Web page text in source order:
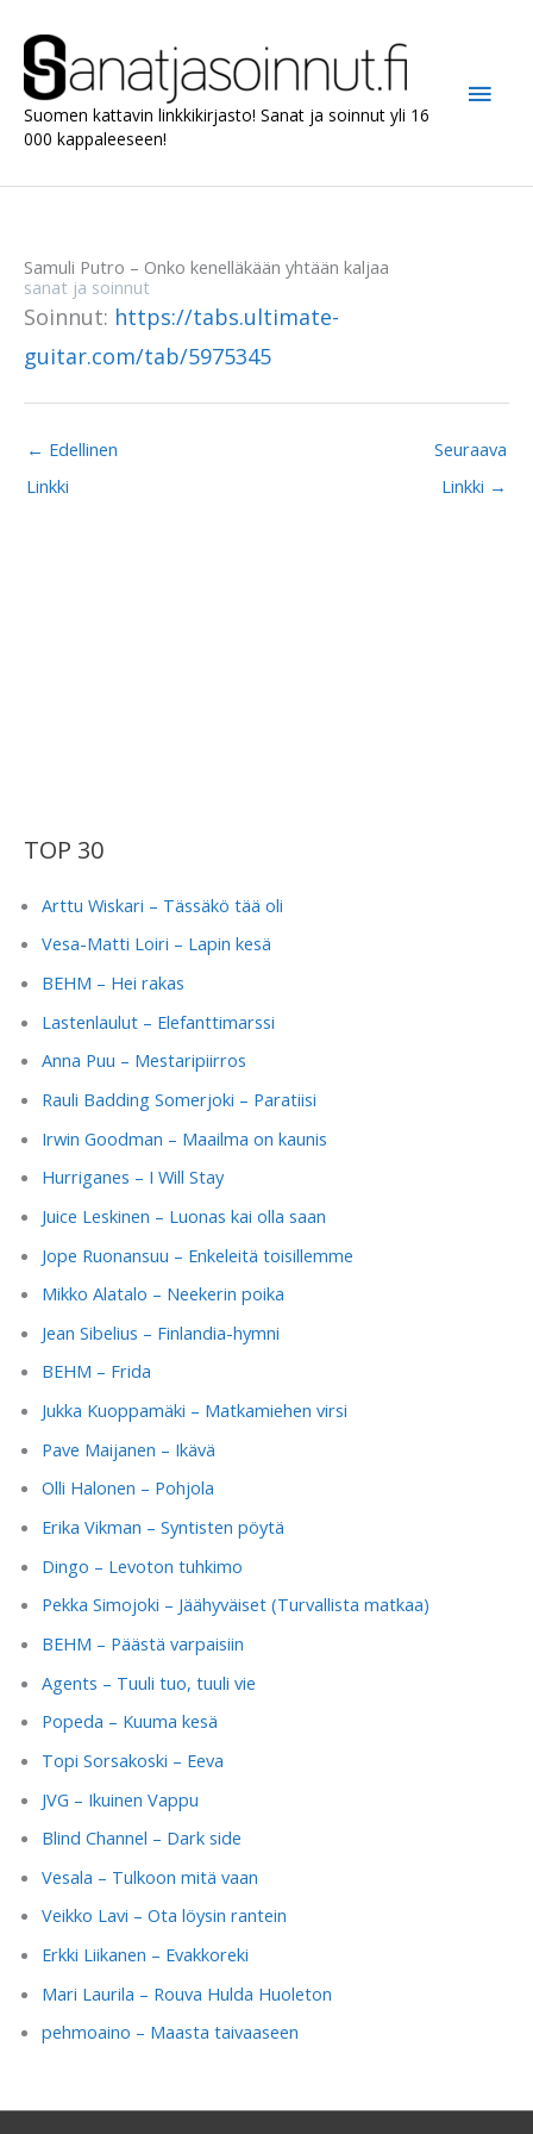
sisältöön
Suomen kattavin linkkikirjasto! Sanat ja soinnut yli 16
000 kappaleeseen!
Samuli Putro – Onko kenelläkään yhtään kaljaa
sanat ja soinnut
Soinnut: https://tabs.ultimate-
guitar.com/tab/5975345
← Edellinen
Linkki
Seuraava
Linkki →
TOP 30
Arttu Wiskari – Tässäkö tää oli
Vesa-Matti Loiri – Lapin kesä
BEHM – Hei rakas
Lastenlaulut – Elefanttimarssi
Anna Puu – Mestaripiirros
Rauli Badding Somerjoki – Paratiisi
Irwin Goodman – Maailma on kaunis
Hurriganes – I Will Stay
Juice Leskinen – Luonas kai olla saan
Jope Ruonansuu – Enkeleitä toisillemme
Mikko Alatalo – Neekerin poika
Jean Sibelius – Finlandia-hymni
BEHM – Frida
Jukka Kuoppamäki – Matkamiehen virsi
Pave Maijanen – Ikävä
Olli Halonen – Pohjola
Erika Vikman – Syntisten pöytä
Dingo – Levoton tuhkimo
Pekka Simojoki – Jäähyväiset (Turvallista matkaa)
BEHM – Päästä varpaisiin
Agents – Tuuli tuo, tuuli vie
Popeda – Kuuma kesä
Topi Sorsakoski – Eeva
JVG – Ikuinen Vappu
Blind Channel – Dark side
Vesala – Tulkoon mitä vaan
Veikko Lavi – Ota löysin rantein
Erkki Liikanen – Evakkoreki
Mari Laurila – Rouva Hulda Huoleton
pehmoaino – Maasta taivaaseen